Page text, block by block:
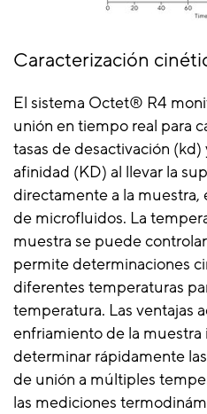
Caracterización
El sistema Octet® R4
unión en tiempo real para
tasas de desactivación
afinidad (KD) al llevar la
directamente a la muestra,
de microfluidos. La
muestra se puede
permite determinaciones
diferentes temperaturas
temperatura. Las ventajas
enfriamiento de la
determinar rápidamente
de unión a múltiples
las mediciones